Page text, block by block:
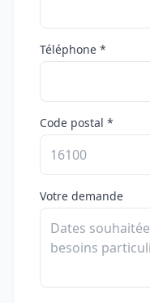
Téléphone *
Code postal *
Votre demande